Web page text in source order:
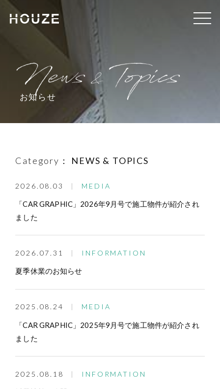
お知らせ
Category： NEWS & TOPICS
2026.08.03 MEDIA
「CAR GRAPHIC」2026年9月号で施工物件が紹介され
ました
2026.07.31 INFORMATION
夏季休業のお知らせ
2025.08.24 MEDIA
「CAR GRAPHIC」2025年9月号で施工物件が紹介され
ました
2025.08.18 INFORMATION